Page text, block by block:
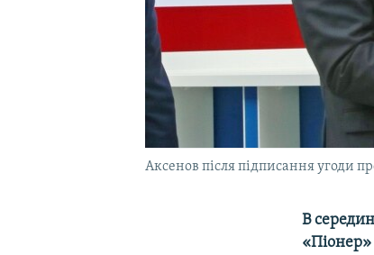
Аксенов після підписання угоди
В
«Піонер»